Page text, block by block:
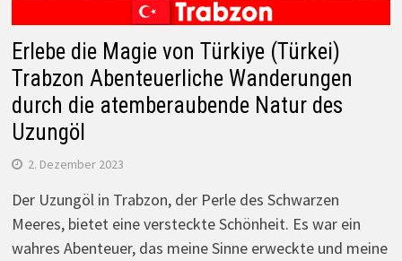
Erlebe die Magie von Türkiye (Türkei)
Trabzon Abenteuerliche Wanderungen
durch die atemberaubende Natur des
Uzungöl
2. Dezember 2023
Der Uzungöl in Trabzon, der Perle des Schwarzen
Meeres, bietet eine versteckte Schönheit. Es war ein
wahres Abenteuer, das meine Sinne erweckte und meine